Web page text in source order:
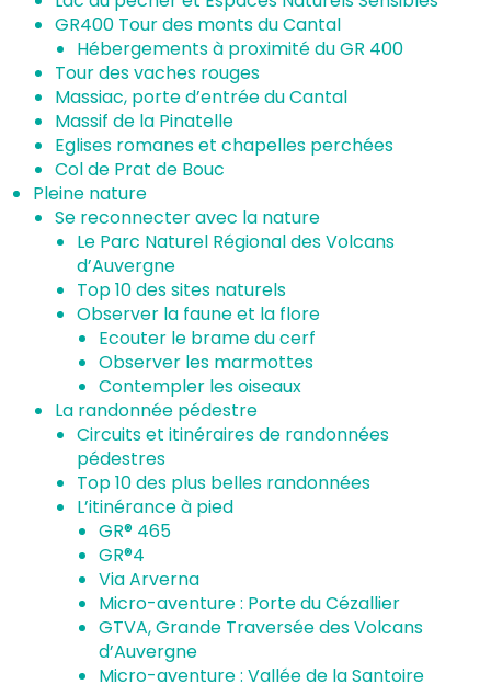
GR400 Tour des monts du Cantal
Hébergements à proximité du GR 400
Tour des vaches rouges
Massiac, porte d’entrée du Cantal
Massif de la Pinatelle
Eglises romanes et chapelles perchées
Col de Prat de Bouc
Pleine nature
Se reconnecter avec la nature
Le Parc Naturel Régional des Volcans
d’Auvergne
Top 10 des sites naturels
Observer la faune et la flore
Ecouter le brame du cerf
Observer les marmottes
Contempler les oiseaux
La randonnée pédestre
Circuits et itinéraires de randonnées
pédestres
Top 10 des plus belles randonnées
L’itinérance à pied
GR® 465
GR®4
Via Arverna
Micro-aventure : Porte du Cézallier
GTVA, Grande Traversée des Volcans
d’Auvergne
Micro-aventure : Vallée de la Santoire